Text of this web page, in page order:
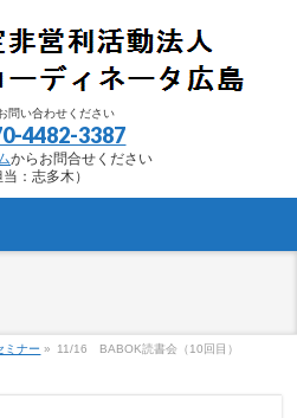
問い合わせください
4482-3387
からお問合せください
当：志多木）
ミナー » 11/16 BABOK読書会（10回目）